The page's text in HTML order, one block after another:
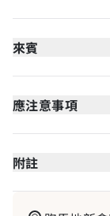
來賓
應注意事項
附註